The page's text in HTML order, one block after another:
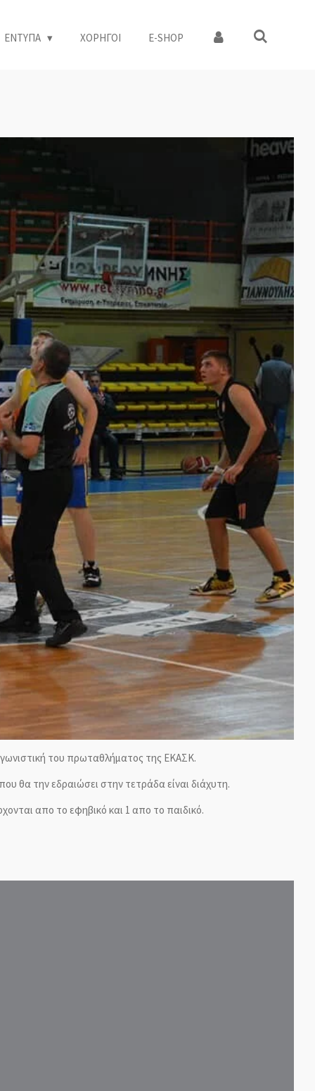
ΕΝΤΥΠΑ ΧΟΡΗΓΟΙ Ε-SHOP
του πρωταθλήματος της ΕΚΑΣΚ.
θα την εδραιώσει στην τετράδα είναι διάχυτη.
απο το εφηβικό και 1 απο το παιδικό.